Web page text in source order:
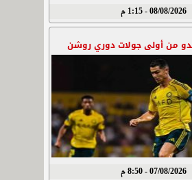
08/08/2026 - 1:15 م
من أولى جولات دوري روشن
07/08/2026 - 8:50 م